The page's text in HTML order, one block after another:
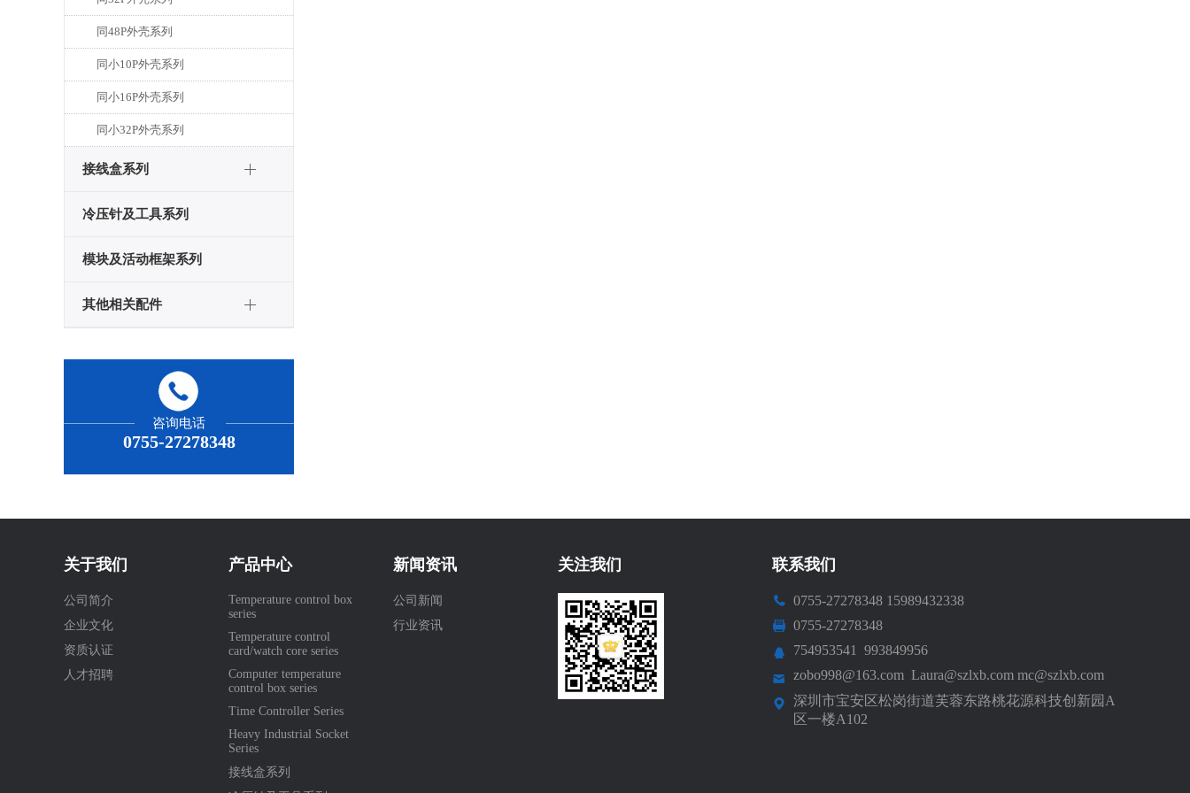
同48P外壳系列
同小10P外壳系列
同小16P外壳系列
同小32P外壳系列
接线盒系列
冷压针及工具系列
模块及活动框架系列
其他相关配件
咨询电话
0755-27278348
关于我们
公司简介
企业文化
资质认证
人才招聘
产品中心
Temperature control box
series
Temperature control
card/watch core series
Computer temperature
control box series
Time Controller Series
Heavy Industrial Socket
Series
接线盒系列
新闻资讯
公司新闻
行业资讯
关注我们 联系我们
0755-27278348 15989432338
0755-27278348
754953541 993849956
zobo998@163.com Laura@szlxb.com mc@szlxb.com
深圳市宝安区松岗街道芙蓉东路桃花源科技创新园A
区一楼A102